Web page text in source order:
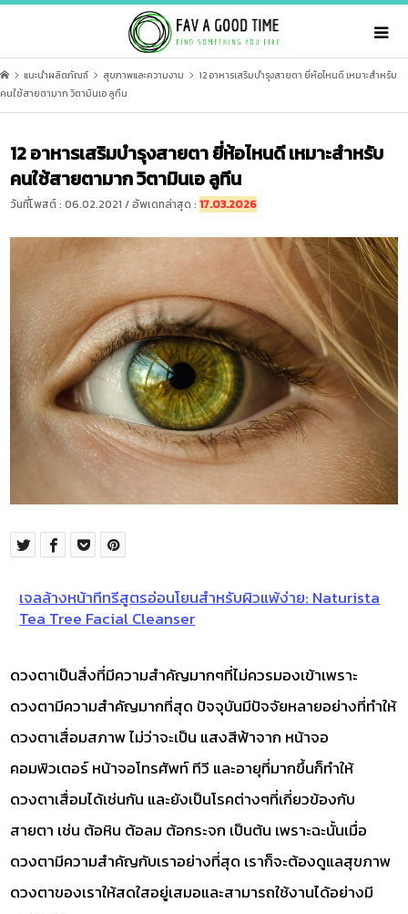
แนะนำผลิตภัณฑ์ สุขภาพและความงาม
12 อาหารเสริมบำรุงสายตา ยี่ห้อไหนดี เหมาะสำหรับ
คนใช้สายตามาก วิตามินเอ ลูทีน
12 อาหารเสริมบำรุงสายตา ยี่ห้อไหนดี เหมาะสำหรับ
คนใช้สายตามาก วิตามินเอ ลูทีน
วันที่โพสต์ : 06.02.2021 / อัพเดทล่าสุด :17.03.2026
เจลล้างหน้าทีทรีสูตรอ่อนโยนสำหรับผิวแพ้ง่าย: Naturista
Tea Tree Facial Cleanser
ดวงตาเป็นสิ่งที่มีความสำคัญมากๆที่ไม่ควรมองเข้าเพราะ
ดวงตามีความสำคัญมากที่สุด ปัจจุบันมีปัจจัยหลายอย่างที่ทำให้
ดวงตาเสื่อมสภาพ ไม่ว่าจะเป็น แสงสีฟ้าจาก หน้าจอ
คอมพิวเตอร์ หน้าจอโทรศัพท์ ทีวี และอายุที่มากขึ้นก็ทำให้
ดวงตาเสื่อมได้เช่นกัน และยังเป็นโรคต่างๆที่เกี่ยวข้องกับ
สายตา เช่น ต้อหิน ต้อลม ต้อกระจก เป็นต้น เพราะฉะนั้นเมื่อ
ดวงตามีความสำคัญกับเราอย่างที่สุด เราก็จะต้องดูแลสุขภาพ
ดวงตาของเราให้สดใสอยู่เสมอและสามารถใช้งานได้อย่างมี